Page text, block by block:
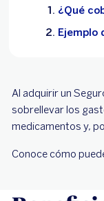
¿Qué
Ejemplo
Al adquirir un
sobrellevar los
medicamentos y,
Conoce cómo